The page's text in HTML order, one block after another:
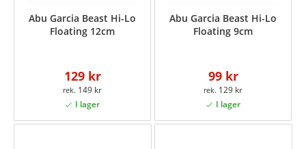
Abu Garcia Beast Hi-Lo
Floating 12cm
129 kr
149 kr
Abu Garcia Beast Hi-Lo
Floating 9cm
99 kr
129 kr